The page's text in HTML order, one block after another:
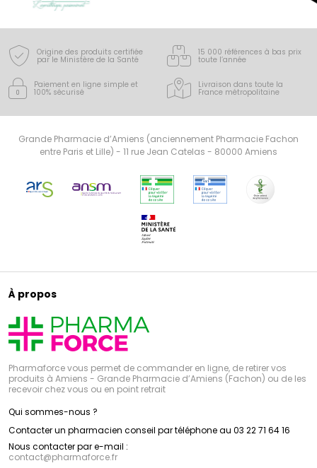
Origine des produits certifiée
par le Ministère de la Santé
15 000 références à bas prix
toute l’année
Paiement en ligne simple et
100% sécurisé
Livraison dans toute la
France métropolitaine
Grande Pharmacie d’Amiens (anciennement Pharmacie Fachon
entre Paris et Lille) - 11 rue Jean Catelas - 80000 Amiens
À propos
Pharmaforce vous permet de commander en ligne, de retirer vos
produits à Amiens - Grande Pharmacie d’Amiens (Fachon) ou de les
recevoir chez vous ou en point retrait
Qui sommes-nous ?
Contacter un pharmacien conseil par téléphone au 03 22 71 64 16
Nous contacter par e-mail :
contact@pharmaforce.fr